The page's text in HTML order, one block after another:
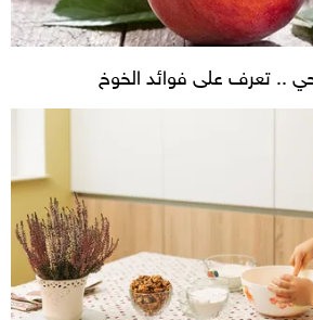
.. تعرف على فوائد الخوخ